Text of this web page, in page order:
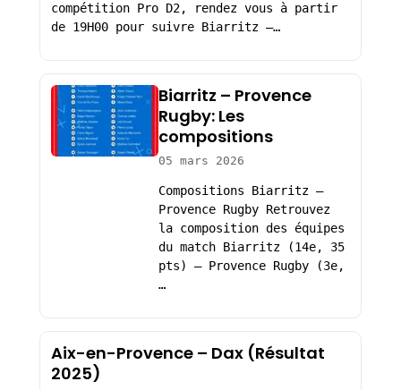
compétition Pro D2, rendez vous à partir
de 19H00 pour suivre Biarritz –…
Biarritz – Provence
Rugby: Les
compositions
05 mars 2026
Compositions Biarritz –
Provence Rugby Retrouvez
la composition des équipes
du match Biarritz (14e, 35
pts) – Provence Rugby (3e,
…
Aix-en-Provence – Dax (Résultat
2025)